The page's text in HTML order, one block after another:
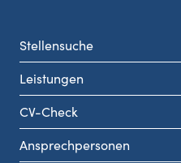
Stellensuche
Leistungen
CV-Check
Ansprechpersonen